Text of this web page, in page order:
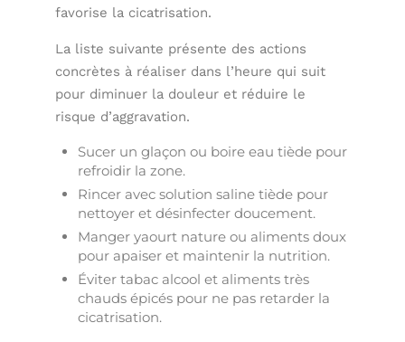
favorise la cicatrisation.
La liste suivante présente des actions
concrètes à réaliser dans l’heure qui suit
pour diminuer la douleur et réduire le
risque d’aggravation.
Sucer un glaçon ou boire eau tiède pour
refroidir la zone.
Rincer avec solution saline tiède pour
nettoyer et désinfecter doucement.
Manger yaourt nature ou aliments doux
pour apaiser et maintenir la nutrition.
Éviter tabac alcool et aliments très
chauds épicés pour ne pas retarder la
cicatrisation.